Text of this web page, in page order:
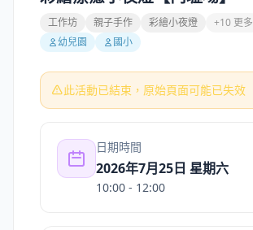
工作坊 親子手作 彩繪小夜燈 +10 更多
幼兒園
國小
此活動已結束，原始頁面可能已失效
日期時間
2026年7月25日 星期六
10:00 - 12:00